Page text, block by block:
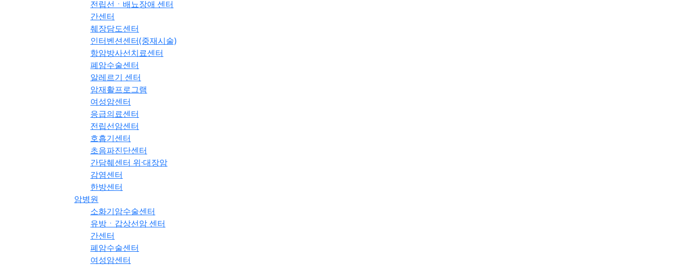
전립선ㆍ배뇨장애 센터
간센터
췌장담도센터
인터벤션센터(중재시술)
항암방사선치료센터
폐암수술센터
알레르기 센터
암재활프로그램
여성암센터
응급의료센터
전립선암센터
호흡기센터
초음파진단센터
간담췌센터 위·대장암
감염센터
한방센터
암병원
소화기암수술센터
유방ㆍ갑상선암 센터
간센터
폐암수술센터
여성암센터